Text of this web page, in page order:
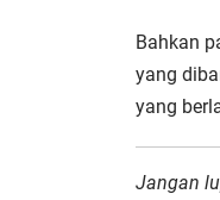
Bahkan
yang
yang
Jangan